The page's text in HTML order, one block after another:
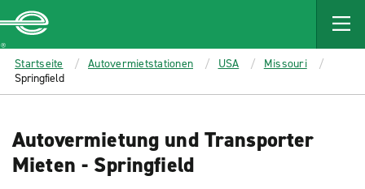
MAIN
CONTENT
Enterprise
Startseite Autovermietstationen USA
Missouri
Springfield
Autovermietung und Transporter
Mieten - Springfield